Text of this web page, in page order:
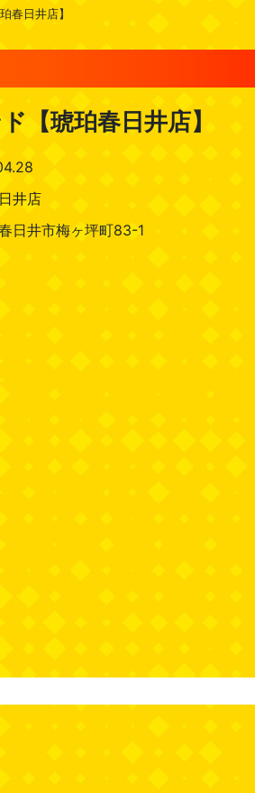
春日井店】
【琥珀春日井店】
井店
日井市梅ヶ坪町83-1